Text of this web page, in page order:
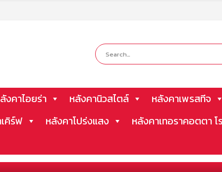
งคาไอยร่า หลังคานิวสไตล์ หลังคาเพรสทีจ
คิร์ฟ หลังคาโปร่งแสง หลังคาเทอราคอตตา โ